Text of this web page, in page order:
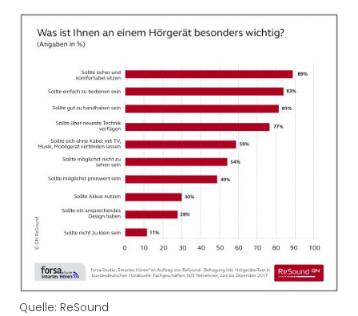
Quelle: ReSound